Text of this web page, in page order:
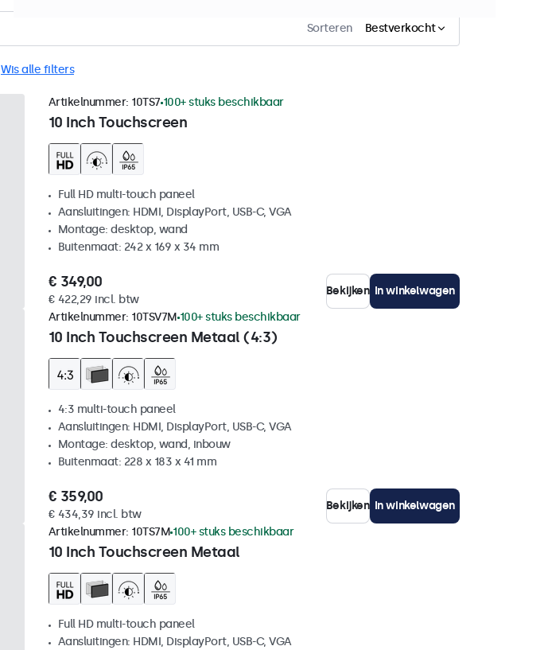
Sorteren Bestverkocht
Wis alle filters
10 Inch Touchscreen
Artikelnummer: 10TS7 100+ stuks beschikbaar
Full HD multi-touch paneel
Aansluitingen: HDMI, DisplayPort, USB-C, VGA
Montage: desktop, wand
Buitenmaat: 242 x 169 x 34 mm
€ 349,00
€ 422,29 incl. btw
Bekijken In winkelwagen
10 Inch Touchscreen Metaal (4:3)
Artikelnummer: 10TSV7M 100+ stuks beschikbaar
4:3 multi-touch paneel
Aansluitingen: HDMI, DisplayPort, USB-C, VGA
Montage: desktop, wand, inbouw
Buitenmaat: 228 x 183 x 41 mm
€ 359,00
€ 434,39 incl. btw
Bekijken In winkelwagen
10 Inch Touchscreen Metaal
Artikelnummer: 10TS7M 100+ stuks beschikbaar
Full HD multi-touch paneel
Aansluitingen: HDMI, DisplayPort, USB-C, VGA